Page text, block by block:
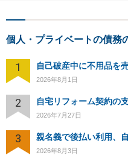
個人・プライベートの債務
1 自己破産中に不用品を
2026年8月1日
2 自宅リフォーム契約の
2026年7月27日
3 親名義で後払い利用、
2026年8月3日